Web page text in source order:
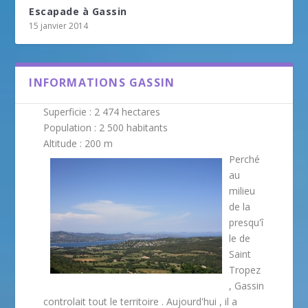
Escapade à Gassin
15 janvier 2014
INFORMATIONS GASSIN
Superficie : 2 474 hectares
Population : 2 500 habitants
Altitude : 200 m
Perché
au
milieu
de la
presqu'î
le de
Saint
Tropez
, Gassin
controlait tout le territoire . Aujourd'hui , il a